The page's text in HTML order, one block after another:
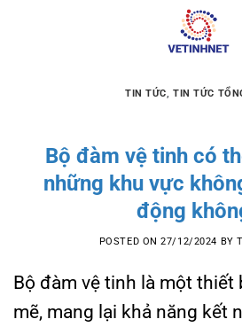
TIN TỨC,TIN TỨC
Bộ đàm vệ tinh có
những khu vực
động
POSTED ON27/12/2024 BY
Bộ đàm vệ tinh là một thiết
mẽ, mang lại khả năng kết